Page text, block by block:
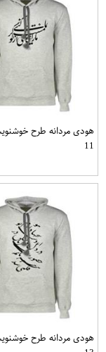
هودی مردانه طرح
11
هودی مردانه طرح